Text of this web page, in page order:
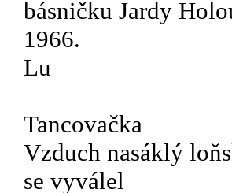
básničku Jardy
1966.
Lu
Tancovačka
Vzduch nasáklý
se vyválel